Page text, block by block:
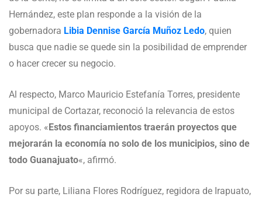
Hernández, este plan responde a la visión de la
gobernadora Libia Dennise García Muñoz Ledo, quien
busca que nadie se quede sin la posibilidad de emprender
o hacer crecer su negocio.
Al respecto, Marco Mauricio Estefanía Torres, presidente
municipal de Cortazar, reconoció la relevancia de estos
apoyos. «Estos financiamientos traerán proyectos que
mejorarán la economía no solo de los municipios, sino de
todo Guanajuato«, afirmó.
Por su parte, Liliana Flores Rodríguez, regidora de Irapuato,